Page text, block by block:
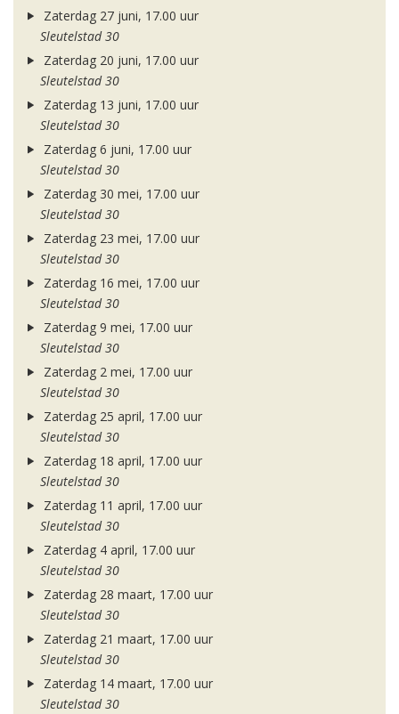
Zaterdag 27 juni, 17.00 uur
Sleutelstad 30
Zaterdag 20 juni, 17.00 uur
Sleutelstad 30
Zaterdag 13 juni, 17.00 uur
Sleutelstad 30
Zaterdag 6 juni, 17.00 uur
Sleutelstad 30
Zaterdag 30 mei, 17.00 uur
Sleutelstad 30
Zaterdag 23 mei, 17.00 uur
Sleutelstad 30
Zaterdag 16 mei, 17.00 uur
Sleutelstad 30
Zaterdag 9 mei, 17.00 uur
Sleutelstad 30
Zaterdag 2 mei, 17.00 uur
Sleutelstad 30
Zaterdag 25 april, 17.00 uur
Sleutelstad 30
Zaterdag 18 april, 17.00 uur
Sleutelstad 30
Zaterdag 11 april, 17.00 uur
Sleutelstad 30
Zaterdag 4 april, 17.00 uur
Sleutelstad 30
Zaterdag 28 maart, 17.00 uur
Sleutelstad 30
Zaterdag 21 maart, 17.00 uur
Sleutelstad 30
Zaterdag 14 maart, 17.00 uur
Sleutelstad 30